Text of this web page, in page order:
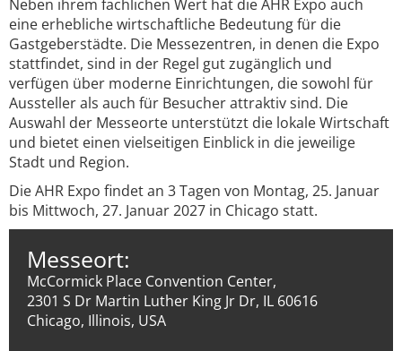
Neben ihrem fachlichen Wert hat die AHR Expo auch
eine erhebliche wirtschaftliche Bedeutung für die
Gastgeberstädte. Die Messezentren, in denen die Expo
stattfindet, sind in der Regel gut zugänglich und
verfügen über moderne Einrichtungen, die sowohl für
Aussteller als auch für Besucher attraktiv sind. Die
Auswahl der Messeorte unterstützt die lokale Wirtschaft
und bietet einen vielseitigen Einblick in die jeweilige
Stadt und Region.
Die AHR Expo findet an 3 Tagen von Montag, 25. Januar
bis Mittwoch, 27. Januar 2027 in Chicago statt.
Messeort:
McCormick Place Convention Center,
2301 S Dr Martin Luther King Jr Dr, IL 60616
Chicago, Illinois, USA